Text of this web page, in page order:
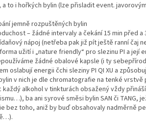
a to i hořkých bylin (lze přisladit event.
jemně rozpuštěných bylin
– žádné intervaly a čekání 15 min před a
nápoj (netřeba pak již pít ještě ranní čaj
užití i „nature friendly“ pro slezinu PI a její
žádné obalové kapsle (i ty
oslabují energii čchi sleziny PI QI XU a
v nich je dle chromatografie na tenké vrstvě
každý alkohol v tinkturách obsažený vždy
ba ani syrové směsi bylin SAN či TANG,
bez toho, aniž by buď obsahovaly nadměrně